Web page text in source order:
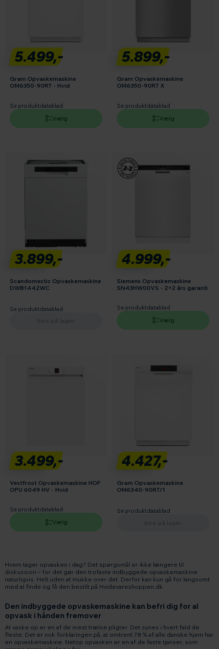
5.499,-
Gram Opvaskemaskine
OM6350-90RT - Hvid
Se produktdatablad
Vælg
5.899,-
Gram Opvaskemaskine
OM6350-90RT X
Se produktdatablad
Vælg
3.899,-
Scandomestic Opvaskemaskine
DWB1442WC
Se produktdatablad
4.999,-
Siemens Opvaskemaskine
SN43HW00VS - 2+2 års garanti
Se produktdatablad
Vælg
3.499,-
Vestfrost Opvaskemaskine HOF
OPU 6049 HV - Hvid
Se produktdatablad
Vælg
4.427,-
Gram Opvaskemaskine
OM6340-90RT/1
Se produktdatablad
Hvem tager opvasken i dag? Det spørgsmål er ikke længere til
diskussion – for det gør den trofaste indbyggede opvaskemaskine
naturligvis. Helt uden at mukke over det. Derfor kan kun gå for langsomt
med at finde og få den bestilt på Hvidevareshoppen.dk.
Den indbyggede opvaskemaskine kan befri dig for al
opvask i hånden fremover
At vaske op er en af de mest trælse pligter. Det synes i hvert fald de
fleste. Det er nok forklaringen på, at omtrent 78 % af alle danske hjem har
en opvaskemaskine. Netop opvasken er en af de faste tjanser, som